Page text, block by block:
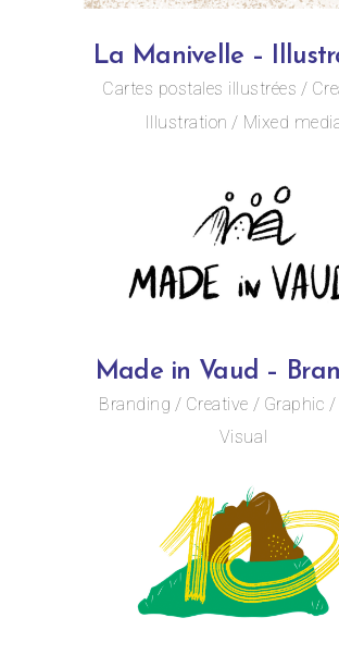
La Manivelle –
Cartes postales illustrées
Illustration
Mixed
Made in Vaud –
Branding Creative Graphic
Visual